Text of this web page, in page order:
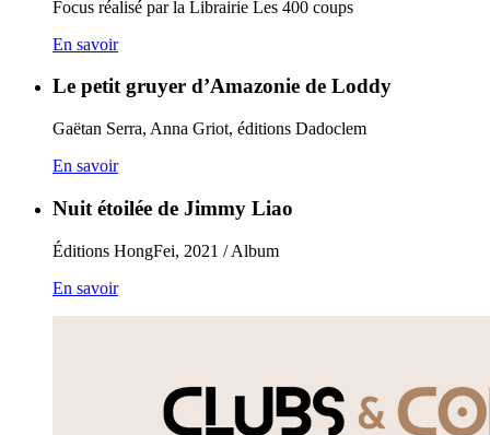
Focus réalisé par la Librairie Les 400 coups
En savoir
Le petit gruyer d’Amazonie de Loddy
Gaëtan Serra, Anna Griot, éditions Dadoclem
En savoir
Nuit étoilée de Jimmy Liao
Éditions HongFei, 2021 / Album
En savoir